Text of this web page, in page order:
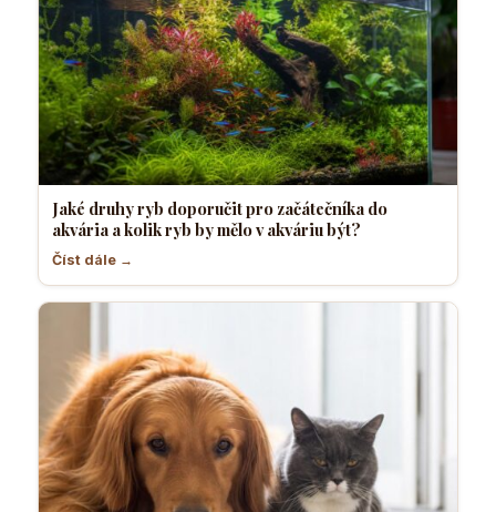
Jaké druhy ryb doporučit pro začátečníka do
akvária a kolik ryb by mělo v akváriu být?
Číst dále →